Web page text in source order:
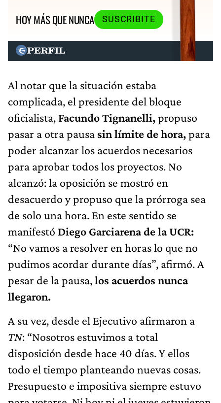
HOY MÁS QUE NUNCA
SUSCRIBITE
Al notar que la situación estaba
complicada, el presidente del bloque
oficialista, Facundo Tignanelli,propuso
pasar a otra pausa sin límite de hora,para
poder alcanzar los acuerdos necesarios
para aprobar todos los proyectos. No
alcanzó: la oposición se mostró en
desacuerdo y propuso que la prórroga sea
de solo una hora. En este sentido se
manifestó Diego Garciarena de la UCR:
“No vamos a resolver en horas lo que no
pudimos acordar durante días”, afirmó. A
pesar de la pausa,los acuerdos nunca
llegaron.
A su vez, desde el Ejecutivo afirmaron a
TN: “Nosotros estuvimos a total
disposición desde hace 40 días. Y ellos
todo el tiempo planteando nuevas cosas.
Presupuesto e impositiva siempre estuvo